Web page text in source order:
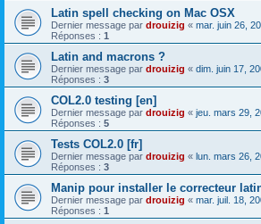
Latin spell checking on Mac OSX
Dernier message par drouizig « mar. juin 26,
Réponses : 1
Latin and macrons ?
Dernier message par drouizig « dim. juin 17,
Réponses : 3
COL2.0 testing [en]
Dernier message par drouizig « jeu. mars 29,
Réponses : 5
Tests COL2.0 [fr]
Dernier message par drouizig « lun. mars 26,
Réponses : 3
Manip pour installer le correcteur
Dernier message par drouizig « mar. juil. 18,
Réponses : 1